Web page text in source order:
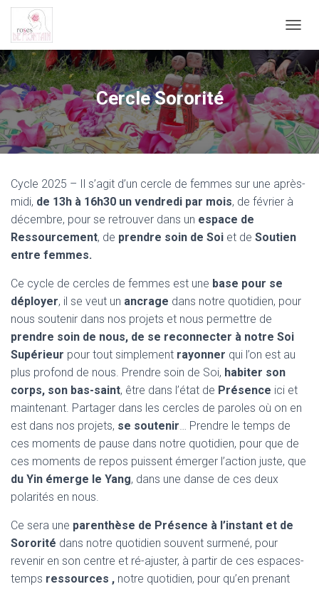
U
V
R
R
/
F
E
E
N
A
I
N
Cercle Sororité
Cycle 2025 – Il s’agit d’un cercle de femmes sur une après-
midi, de 13h à 16h30 un vendredi par mois, de février à
décembre, pour se retrouver dans un espace de
Ressourcement, de prendre soin de Soi et de Soutien
entre femmes.
Ce cycle de cercles de femmes est une base pour se
déployer, il se veut un ancrage dans notre quotidien, pour
nous soutenir dans nos projets et nous permettre de
prendre soin de nous, de se reconnecter à notre Soi
Supérieur pour tout simplement rayonner qui l’on est au
plus profond de nous. Prendre soin de Soi, habiter son
corps, son bas-saint, être dans l’état de Présence ici et
maintenant. Partager dans les cercles de paroles où on en
est dans nos projets, se soutenir… Prendre le temps de
ces moments de pause dans notre quotidien, pour que de
ces moments de repos puissent émerger l’action juste, que
du Yin émerge le Yang, dans une danse de ces deux
polarités en nous.
Ce sera une parenthèse de Présence à l’instant et de
Sororité dans notre quotidien souvent surmené, pour
revenir en son centre et ré-ajuster, à partir de ces espaces-
temps ressources , notre quotidien, pour qu’en prenant